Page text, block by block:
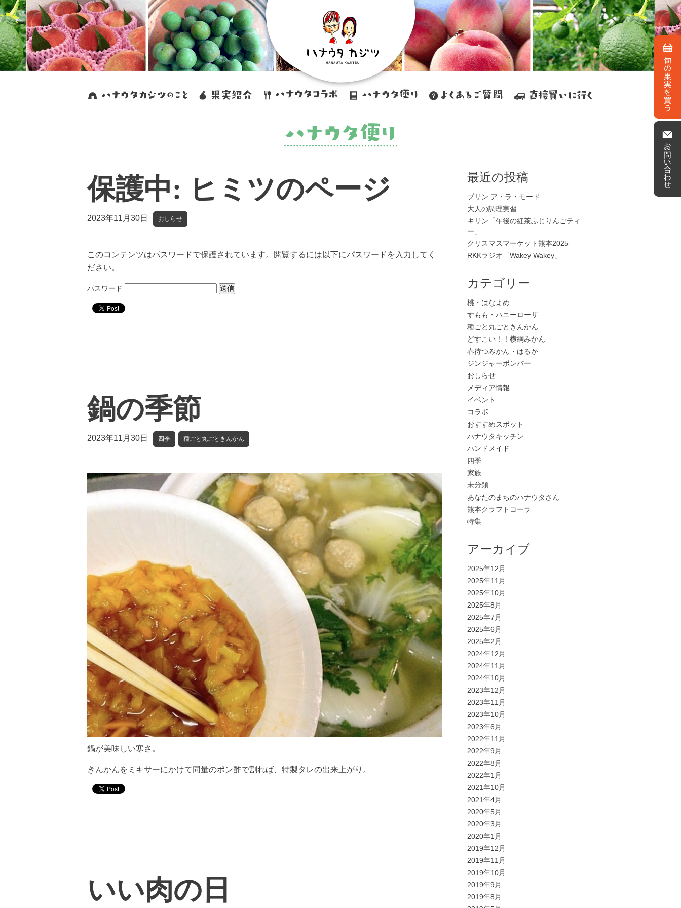
保護中: ヒミツのページ
2023年11月30日 おしらせ
このコンテンツはパスワードで保護されています。閲覧するには以下にパスワードを入力してく
ださい。
パスワード
鍋の季節
2023年11月30日 四季 種ごと丸ごときんかん
鍋が美味しい寒さ。
きんかんをミキサーにかけて同量のポン酢で割れば、特製タレの出来上がり。
いい肉の日
最近の投稿
プリン ア・ラ・モード
大人の調理実習
キリン「午後の紅茶ふじりんごティ
ー」
クリスマスマーケット熊本2025
RKKラジオ「Wakey Wakey」
カテゴリー
桃・はなよめ
すもも・ハニーローザ
種ごと丸ごときんかん
どすこい！！横綱みかん
春待つみかん・はるか
ジンジャーボンバー
おしらせ
メディア情報
イベント
コラボ
おすすめスポット
ハナウタキッチン
ハンドメイド
四季
家族
未分類
あなたのまちのハナウタさん
熊本クラフトコーラ
特集
アーカイブ
2025年12月
2025年11月
2025年10月
2025年8月
2025年7月
2025年6月
2025年2月
2024年12月
2024年11月
2024年10月
2023年12月
2023年11月
2023年10月
2023年6月
2022年11月
2022年9月
2022年8月
2022年1月
2021年10月
2021年4月
2020年5月
2020年3月
2020年1月
2019年12月
2019年11月
2019年10月
2019年9月
2019年8月